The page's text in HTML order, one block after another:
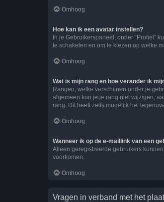
Omhoog
Hoe kan ik een avatar instellen?
In je Gebruikerspaneel, onder “Profiel”
te schakelen en om te kiezen op welke
Omhoog
Wat is mijn rang en hoe verander ik
Rangen, welke verschijnen onder je
algemeen kun je je rang niet wijzigen,
rang. Dit heeft zelfs mogelijk het
Omhoog
Wanneer ik op de e-maillink van een
Alleen geregistreerde gebruikers
voorkomen.
Omhoog
Vragen in verband met het